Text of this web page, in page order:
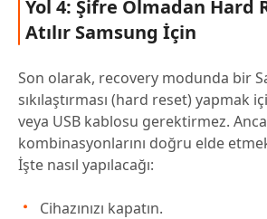
Yol 4: Şifre Olmadan Hard
Atılır Samsung İçin
Son olarak, recovery modunda bir
sıkılaştırması (hard reset) yapmak
veya USB kablosu gerektirmez.
kombinasyonlarını doğru elde
İşte nasıl yapılacağı:
Cihazınızı kapatın.